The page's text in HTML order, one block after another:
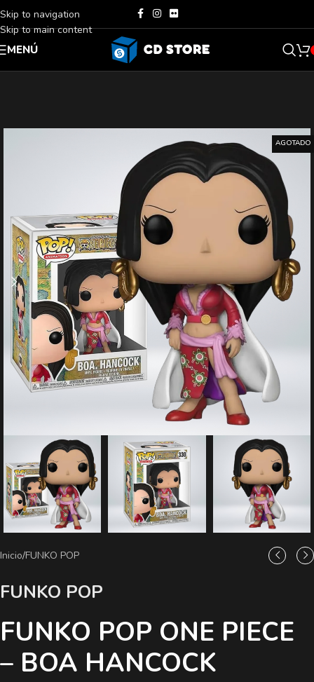
Skip to navigation
Skip to main content
MENÚ
AGOTADO
Inicio/FUNKO POP
FUNKO POP
FUNKO POP ONE PIECE
– BOA HANCOCK